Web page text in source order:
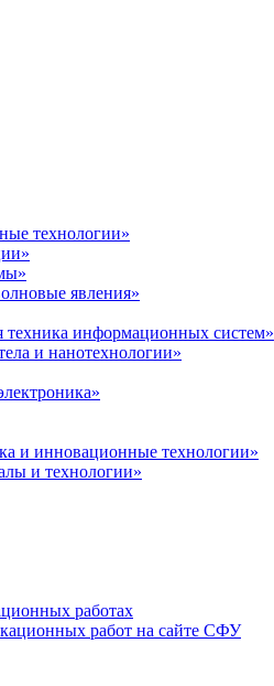
технологии»
явления»
техника информационных систем»
и нанотехнологии»
и инновационные технологии»
и технологии»
работах
работ на сайте СФУ